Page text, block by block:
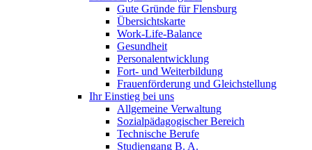
Gute Gründe für Flensburg
Übersichtskarte
Work-Life-Balance
Gesundheit
Personalentwicklung
Fort- und Weiterbildung
Frauenförderung und Gleichstellung
Ihr Einstieg bei uns
Allgemeine Verwaltung
Sozialpädagogischer Bereich
Technische Berufe
Studiengang B. A.